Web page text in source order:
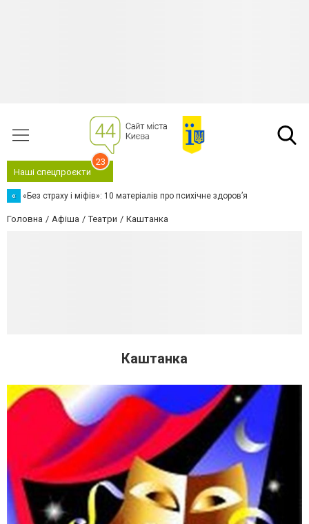
Наші спецпроєкти
23
« «Без страху і міфів»: 10 матеріалів про психічне здоров’я
Головна Афіша Театри Каштанка
Каштанка